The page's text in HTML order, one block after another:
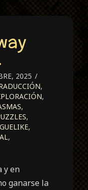
2025
,
,
,
,
,
,
y en
ganarse la